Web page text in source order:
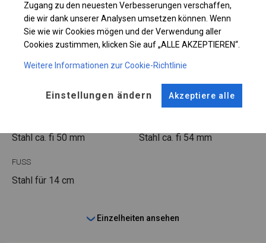
Stahl ca. fi 50 mm Stahl ca. fi 54 mm
FUSS
Stahl für 14 cm
Einzelheiten ansehen
Zugang zu den neuesten Verbesserungen verschaffen,
die wir dank unserer Analysen umsetzen können. Wenn
Sie wie wir Cookies mögen und der Verwendung aller
Cookies zustimmen, klicken Sie auf „ALLE AKZEPTIEREN“.
Weitere Informationen zur Cookie-Richtlinie
Einstellungen ändern Akzeptiere alle